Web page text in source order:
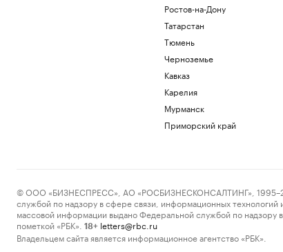
Ростов-на-Дону
Татарстан
Тюмень
Черноземье
Кавказ
Карелия
Мурманск
Приморский край
© ООО «БИЗНЕСПРЕСС», АО «РОСБИЗНЕСКОНСАЛТИНГ»,
службой по надзору в сфере связи, информационных
массовой информации выдано Федеральной службой по
пометкой «РБК».
18+ letters@rbc.ru
Владельцем сайта является информационное агентство «РБК».